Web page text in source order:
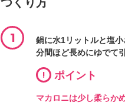
1
鍋に水1リットルと塩
分間ほど長めにゆでて
! ポイント
マカロニは少し柔らか